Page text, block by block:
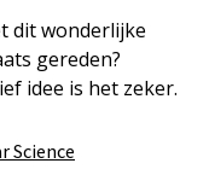
dit wonderlijke
gereden?
idee is het zeker.
Science